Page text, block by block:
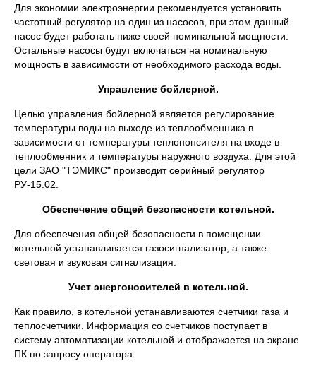
Для экономии электроэнергии рекомендуется установить
частотный регулятор на один из насосов, при этом данный
насос будет работать ниже своей номинальной мощности.
Остальные насосы будут включаться на номинальную
мощность в зависимости от необходимого расхода воды.
Управление бойлерной.
Целью управления бойлерной является регулирование
температуры воды на выходе из теплообменника в
зависимости от температуры теплононсителя на входе в
теплообменник и температуры наружного воздуха. Для этой
цели ЗАО "ТЭМИКС" производит серийный регулятор
РУ-15.02.
Обеспечение общей безопасности котельной.
Для обеспечения общей безопасности в помещении
котельной устанавливается газосигнализатор, а также
световая и звуковая сигнализация.
Учет энергоносителей в котельной.
Как правило, в котельной устанавливаются счетчики газа и
теплосчетчики. Информация со счетчиков поступает в
систему автоматизации котельной и отображается на экране
ПК по запросу оператора.